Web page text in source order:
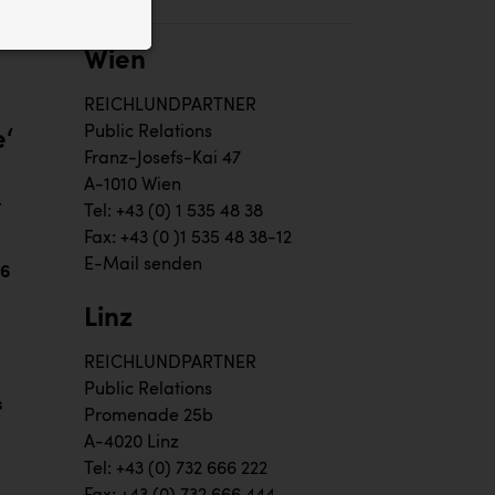
Wien
REICHLUNDPARTNER
Public Relations
Franz-Josefs-Kai 47
A-1010 Wien
Tel: +43 (0) 1 535 48 38
Fax: +43 (0 )1 535 48 38-12
E-Mail senden
Linz
REICHLUNDPARTNER
Public Relations
Promenade 25b
A-4020 Linz
Tel: +43 (0) 732 666 222
Website